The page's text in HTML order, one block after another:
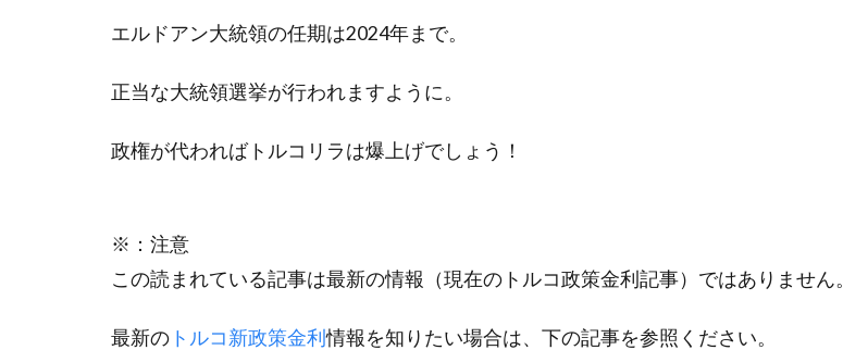
エルドアン大統領の任期は2024年まで。
正当な大統領選挙が行われますように。
政権が代わればトルコリラは爆上げでしょう！
※：注意
この読まれている記事は最新の情報（現在のトルコ政策金利記事）ではありません。
最新の トルコ新政策金利情報を知りたい場合は、下の記事を参照ください。